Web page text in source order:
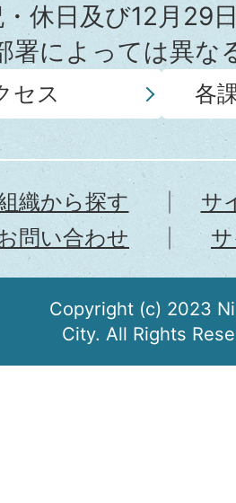
休日及び12月29
署によっては異
セス 各
織から探す
サ
問い合わせ
Copyright (c) 2023
City. All Rights